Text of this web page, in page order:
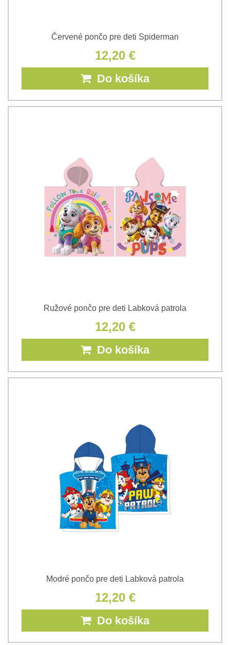
Červené pončo pre deti Spiderman
12,20 €
Do košíka
Ružové pončo pre deti Labková patrola
12,20 €
Do košíka
Modré pončo pre deti Labková patrola
12,20 €
Do košíka